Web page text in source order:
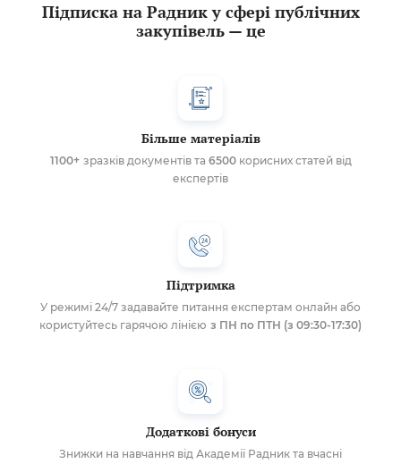
Підписка на Радник у сфері публічних
закупівель — це
Більше матеріалів
1100+ зразків документів та 6500корисних статей від
експертів
Підтримка
У режимі 24/7 задавайте питання експертам онлайн або
користуйтесь гарячою лінією з ПН по ПТН (з 09:30-17:30)
Додаткові бонуси
Знижки на навчання від Академії Радник та вчасні